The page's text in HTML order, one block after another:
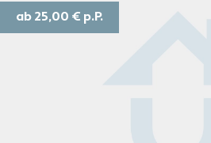
ab 25,00 € p.P.